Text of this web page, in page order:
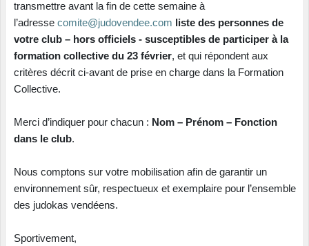
transmettre avant la fin de cette semaine à
l’adressecomite@judovendee.com
liste des personnes de
votre club – hors officiels - susceptibles de participer à la
formation collective du 23 février, et qui répondent aux
critères décrit ci-avant de prise en charge dans la Formation
Collective.
Merci d’indiquer pour chacun : Nom – Prénom – Fonction
dans le club.
Nous comptons sur votre mobilisation afin de garantir un
environnement sûr, respectueux et exemplaire pour l’ensemble
des judokas vendéens.
Sportivement,